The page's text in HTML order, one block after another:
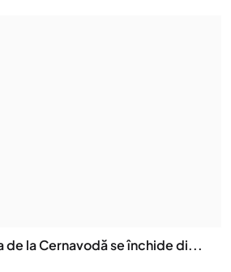
de la Cernavodă se închide di...